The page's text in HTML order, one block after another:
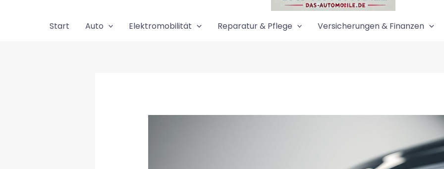
Start Auto Elektromobilität Reparatur & Pflege Versicherungen & Finanzen